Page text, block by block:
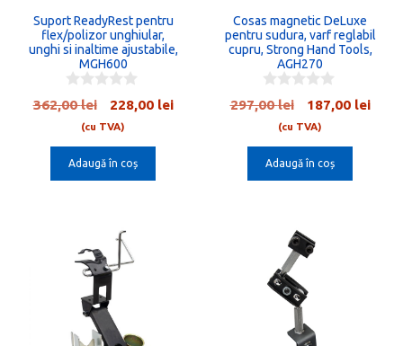
Suport ReadyRest pentru
flex/polizor unghiular,
unghi si inaltime ajustabile,
MGH600
0
o
f
5
362,00lei
Prețul
inițial
a
fost:
228,00 leiPrețul
(cu TVA)
Adaugă în coș
Cosas magnetic DeLuxe
pentru sudura, varf reglabil
cupru, Strong Hand Tools,
AGH270
0
o
f
5
297,00lei
Prețul
inițial
a
fost:
187,00 lei
(cu TVA)
Adaugă în coș